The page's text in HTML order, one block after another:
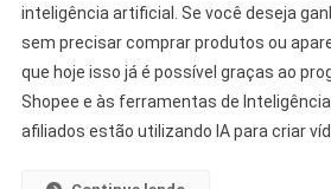
inteligência artificial. Se você deseja
sem precisar comprar produtos ou
que hoje isso já é possível graças ao
Shopee e às ferramentas de
afiliados estão utilizando IA para criar